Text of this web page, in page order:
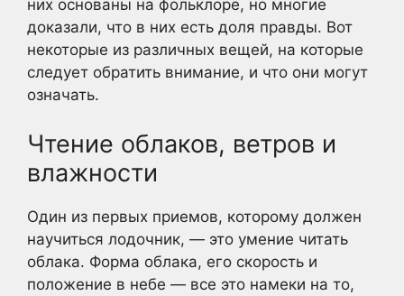
них основаны на фольклоре, но многие
доказали, что в них есть доля правды. Вот
некоторые из различных вещей, на которые
следует обратить внимание, и что они могут
означать.
Чтение облаков, ветров и
влажности
Один из первых приемов, которому должен
научиться лодочник, — это умение читать
облака. Форма облака, его скорость и
положение в небе — все это намеки на то,